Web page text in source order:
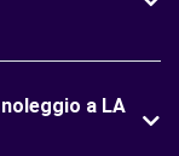
a LA